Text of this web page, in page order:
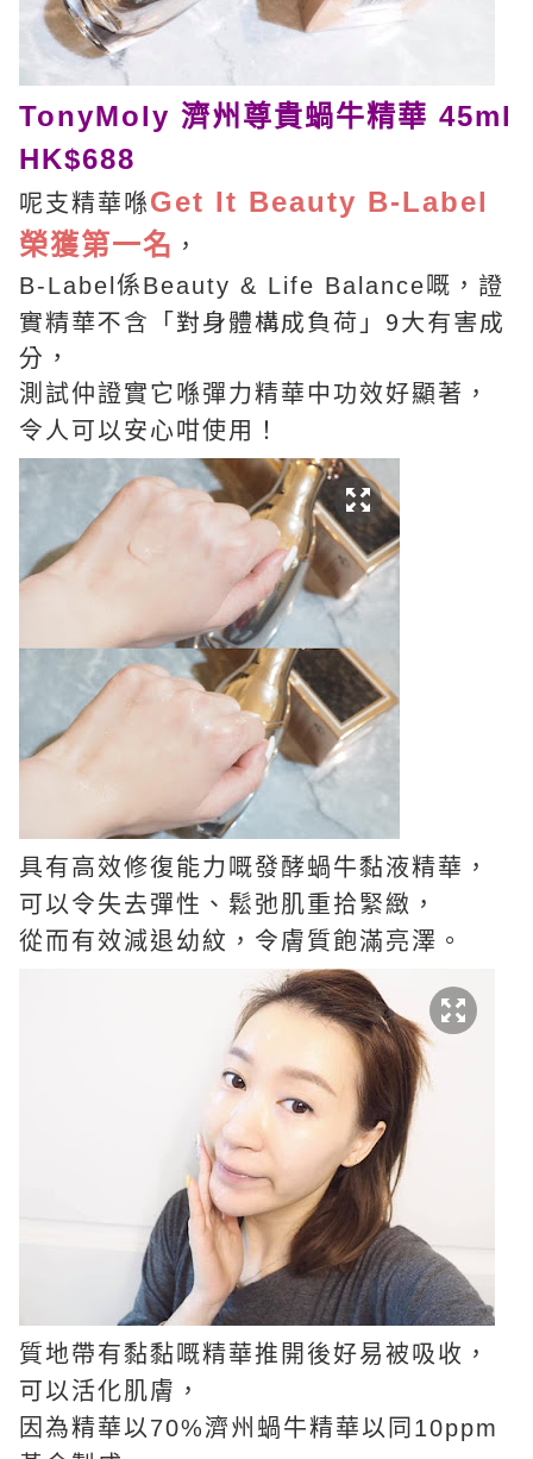
TonyMoly 濟州尊貴蝸牛精華 45ml
HK$688
呢支精華喺Get It Beauty B-Label
榮獲第一名 ，
B-Label係Beauty & Life Balance嘅， 證
實精華不含「對身體構成負荷」9大有害成
分，
測試仲證實它喺彈力精華中功效好顯著，
令人可以安心咁使用！
具有高效修復能力嘅發酵蝸牛黏液精華，
可以令失去彈性、鬆弛肌重拾緊緻，
從而有效減退幼紋，令膚質飽滿亮澤。
質地帶有黏黏嘅精華推開後好易被吸收，
可以活化肌膚，
因為精華以70%濟州蝸牛精華以同10ppm